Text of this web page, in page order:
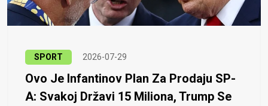
SPORT 2026-07-29
Ovo Je Infantinov Plan Za Prodaju SP-
A: Svakoj Državi 15 Miliona, Trump Se